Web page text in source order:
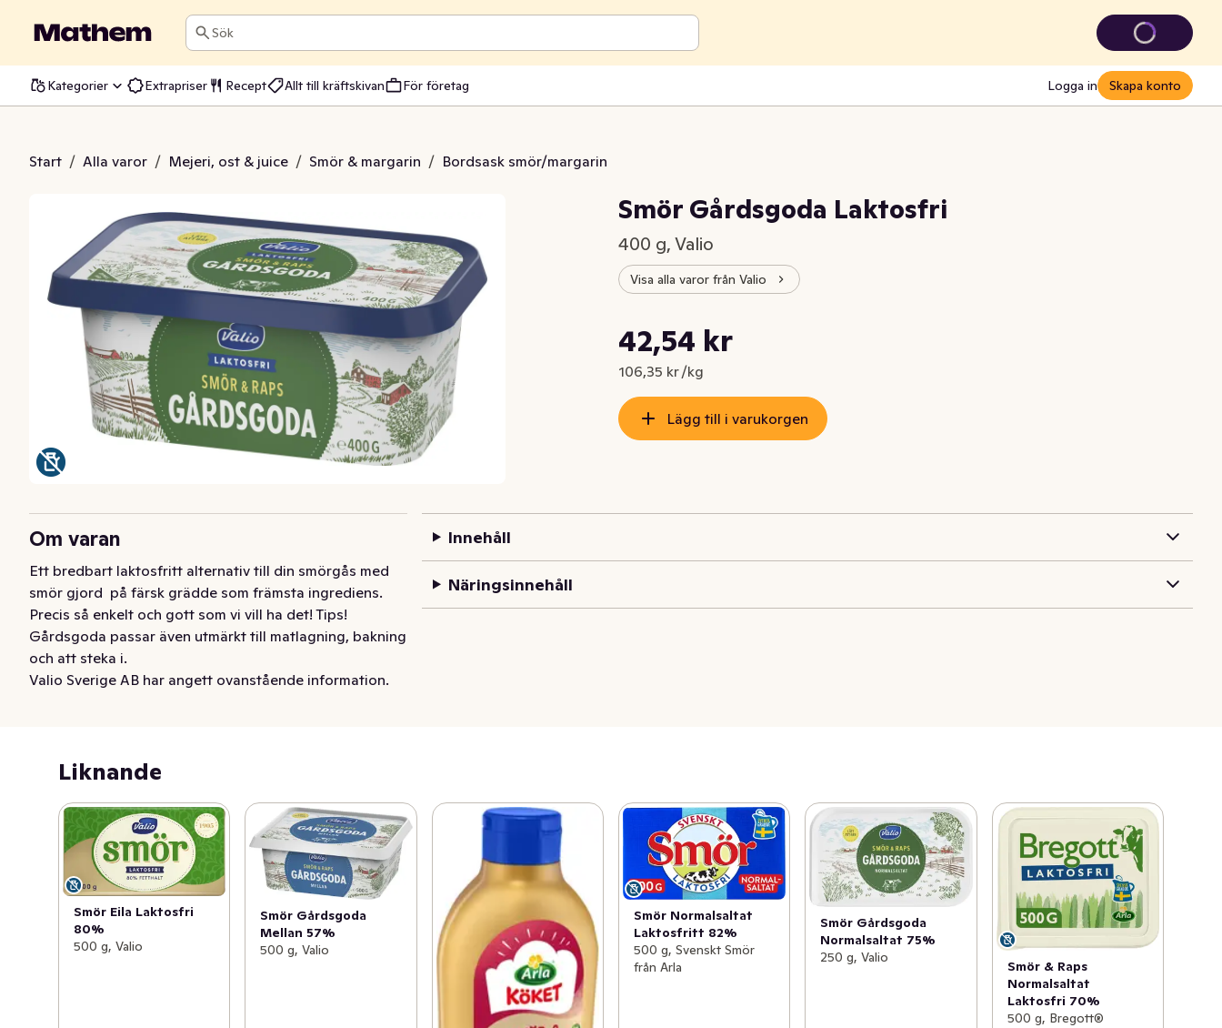
Sök
Kategorier Extrapriser Recept Allt till kräftskivan För företag Logga in Skapa konto
Start / Alla varor / Mejeri, ost & juice / Smör & margarin / Bordsask smör/margarin
Laktosfri
Smör Gårdsgoda Laktosfri
400 g, Valio
Visa alla varor från Valio
Nuvarande pris är: 42,54 kr
42,54 kr
106,35 kr /kg
Styckpris: 106,35 kr /kg
Lägg till i varukorgen
Om varan
Ett bredbart laktosfritt alternativ till din smörgås med
smör gjord  på färsk grädde som främsta ingrediens.
Precis så enkelt och gott som vi vill ha det! Tips!
Gårdsgoda passar även utmärkt till matlagning, bakning
och att steka i.
Valio Sverige AB har angett ovanstående information.
Innehåll
Näringsinnehåll
Liknande
Smör Eila Laktosfri
80%
500 g, Valio
Smör Gårdsgoda
Mellan 57%
500 g, Valio
Smör Normalsaltat
Laktosfritt 82%
500 g, Svenskt Smör
från Arla
Smör Gårdsgoda
Normalsaltat 75%
250 g, Valio
Smör & Raps
Normalsaltat
Laktosfri 70%
500 g, Bregott®